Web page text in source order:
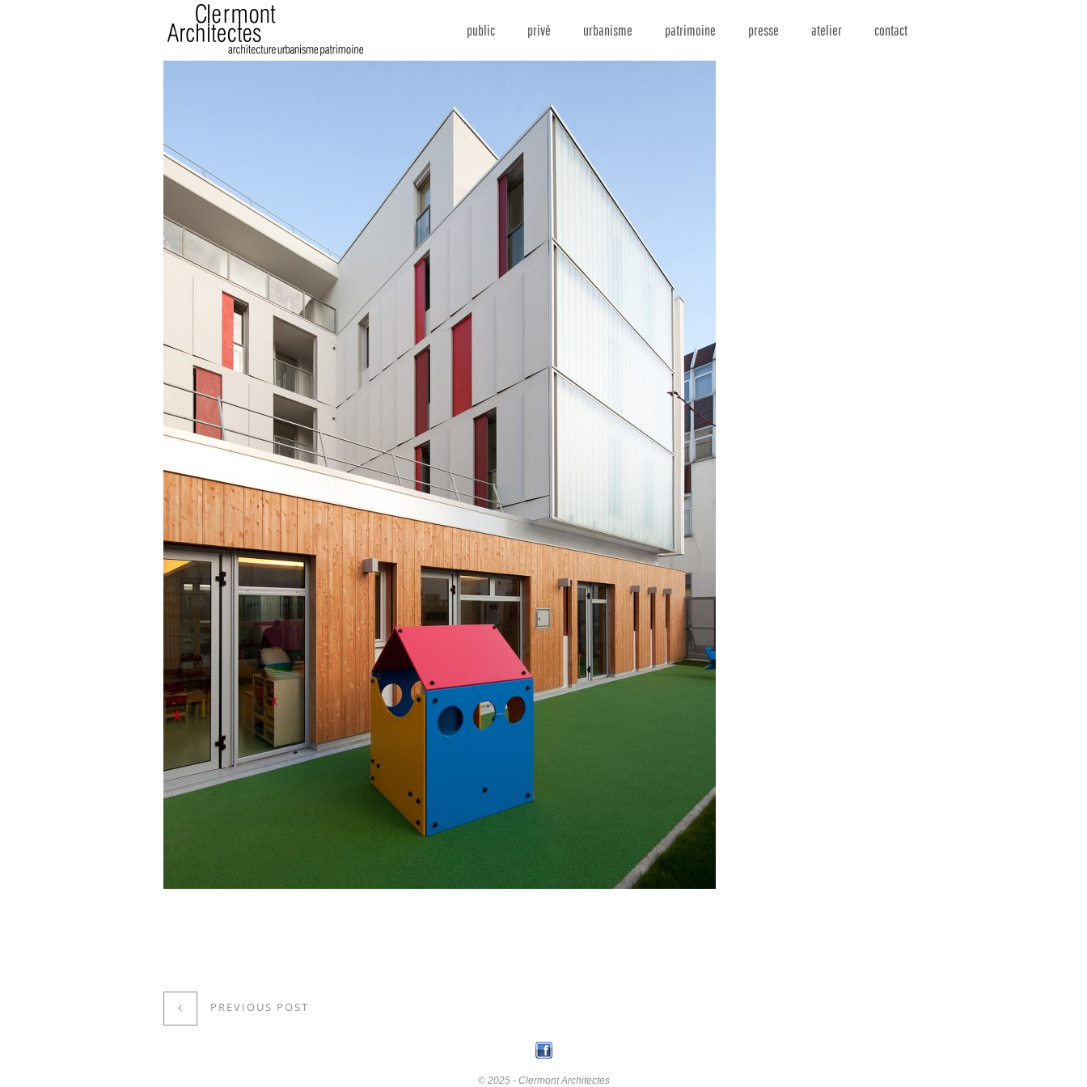
public privé urbanisme patrimoine presse atelier contact
PREVIOUS POST
© 2025 - Clermont Architectes